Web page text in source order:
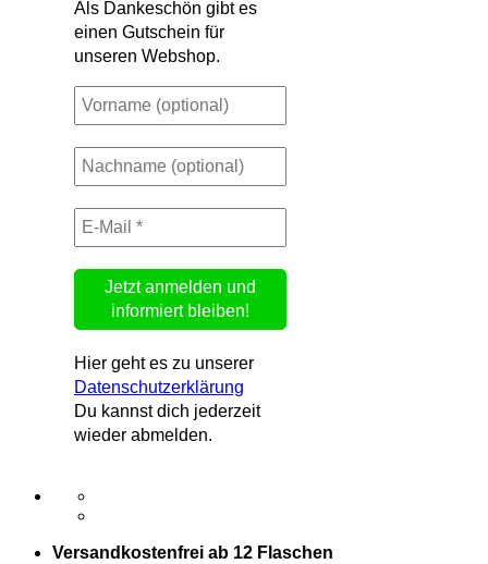
Als Dankeschön gibt es
einen Gutschein für
unseren Webshop.
Hier geht es zu unserer
Datenschutzerklärung
Du kannst dich jederzeit
wieder abmelden.
Versandkostenfrei ab 12 Flaschen